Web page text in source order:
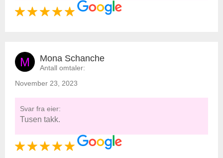
M Mona Schanche
Antall omtaler:
November 23, 2023
Svar fra eier:
Tusen takk.